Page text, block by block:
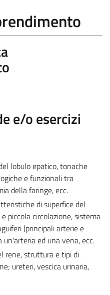
e/o esercizi
lobulo epatico, tonache
e funzionali tra
della faringe, ecc.
di superfice del
piccola circolazione, sistema
(principali arterie e
ed una vena, ecc.
rene, struttura e tipi di
ureteri, vescica urinaria,